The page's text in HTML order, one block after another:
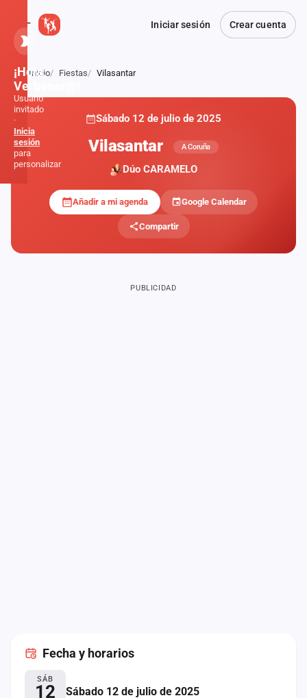
Iniciar sesión Crear cuenta
Atrás
Inicio Fiestas Vilasantar
Sábado 12 de julio de 2025
Vilasantar A Coruña
Dúo CARAMELO
Añadir a mi agenda Google Calendar
Compartir
PUBLICIDAD
Fecha y horarios
SÁB
12 Sábado 12 de julio de 2025
¡Hola,
Verbener@!
Usuario
invitado
·
Inicia
sesión
para
personalizar
Administración
Contacto